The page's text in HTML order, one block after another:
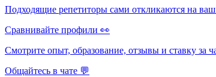
Подходящие репетиторы сами откликаются на ваш
Сравнивайте профили 👀
Смотрите опыт, образование, отзывы и ставку за
Общайтесь в чате 💬